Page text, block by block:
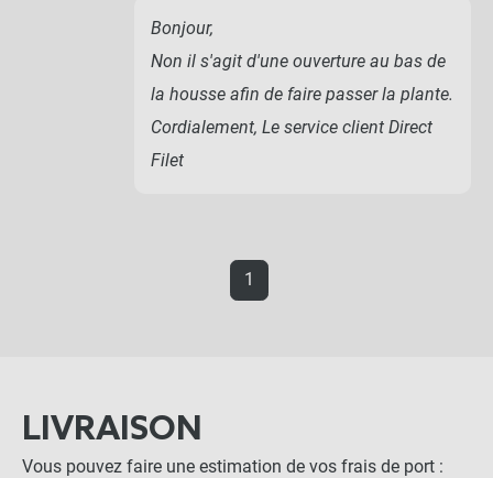
Bonjour,
Non il s'agit d'une ouverture au bas de
la housse afin de faire passer la plante.
Cordialement, Le service client Direct
Filet
1
LIVRAISON
Vous pouvez faire une estimation de vos frais de port :